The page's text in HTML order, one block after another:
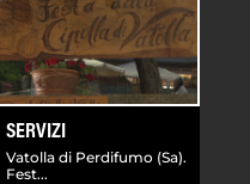
SERVIZI
Vatolla di Perdifumo (Sa).
Fest...